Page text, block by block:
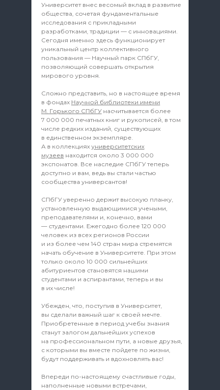
Университет внес весомый вклад в развитие
общества, сочетая фундаментальные
исследования с прикладными
разработками, традиции — с инновациями.
Сегодня именно здесь функционирует
уникальный центр коллективного
пользования — Научный парк СПбГУ,
позволяющий совершать открытия
мирового уровня.
Сложно представить, но в настоящее время
в фондах Научной библиотеки имени
М. Горького СПбГУ насчитывается более
7 000 000 печатных книг и рукописей, в том
числе редких изданий, существующих
в единственном экземпляре.
А в коллекциях университетских
музеев находится около 3 000 000
экспонатов. Все наследие СПбГУ теперь
доступно и вам, ведь вы стали частью
сообщества универсантов!
СПбГУ уверенно держит высокую планку,
установленную выдающимися учеными,
преподавателями и, конечно, вами
— студентами. Ежегодно более 120 000
человек из всех регионов России
и из более чем 140 стран мира стремятся
начать обучение в Университете. При этом
только около 10 000 сильнейших
абитуриентов становятся нашими
студентами и аспирантами, теперь и вы
в их числе!
Убежден, что, поступив в Университет,
вы сделали важный шаг к своей мечте.
Приобретенные в период учебы знания
станут залогом дальнейших успехов
на профессиональном пути, а новые друзья,
с которыми вы вместе пойдете по жизни,
будут поддерживать и вдохновлять вас!
Впереди по-настоящему счастливые годы,
наполненные новыми встречами,